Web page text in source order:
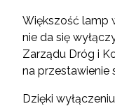
Większość lamp
nie da się
Zarządu Dróg i
na przestawienie
Dzięki